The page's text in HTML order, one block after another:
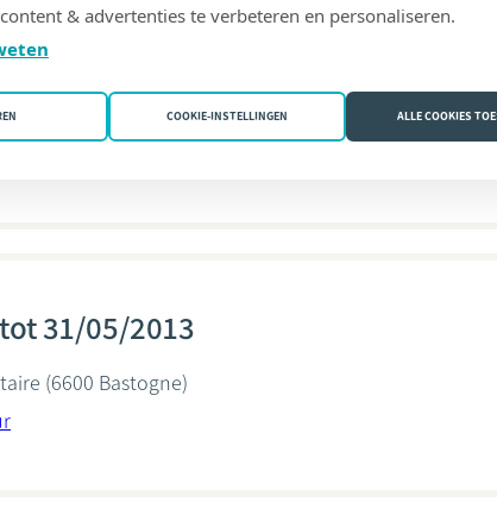
31/10/2019
31/05/2013
(6600 Bastogne)
& advertenties te verbeteren en personaliseren.
COOKIE-INSTELLINGEN ALLE COOKIES